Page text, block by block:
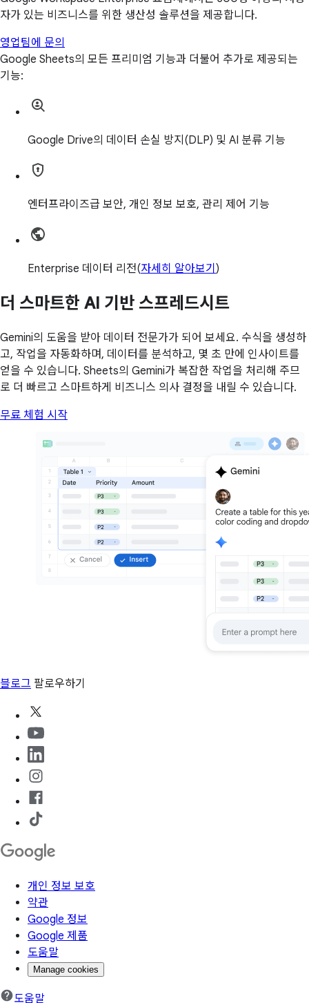
자가 있는 비즈니스를 위한 생산성 솔루션을 제공합니다.
영업팀에 문의
Google Sheets의 모든 프리미엄 기능과 더불어 추가로 제공되는
기능:
Google Drive의 데이터 손실 방지(DLP) 및 AI 분류 기능
엔터프라이즈급 보안, 개인 정보 보호, 관리 제어 기능
Enterprise 데이터 리전(자세히 알아보기 )
더 스마트한 AI 기반 스프레드시트
Gemini의 도움을 받아 데이터 전문가가 되어 보세요. 수식을 생성하
고, 작업을 자동화하며, 데이터를 분석하고, 몇 초 만에 인사이트를
얻을 수 있습니다. Sheets의 Gemini가 복잡한 작업을 처리해 주므
로 더 빠르고 스마트하게 비즈니스 의사 결정을 내릴 수 있습니다.
무료 체험 시작
블로그 팔로우하기
개인 정보 보호
약관
Google 정보
Google 제품
도움말
Manage cookies
도움말